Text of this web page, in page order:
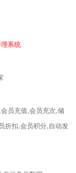
系统
员充值,会员充次,储
折扣,会员积分,自动发